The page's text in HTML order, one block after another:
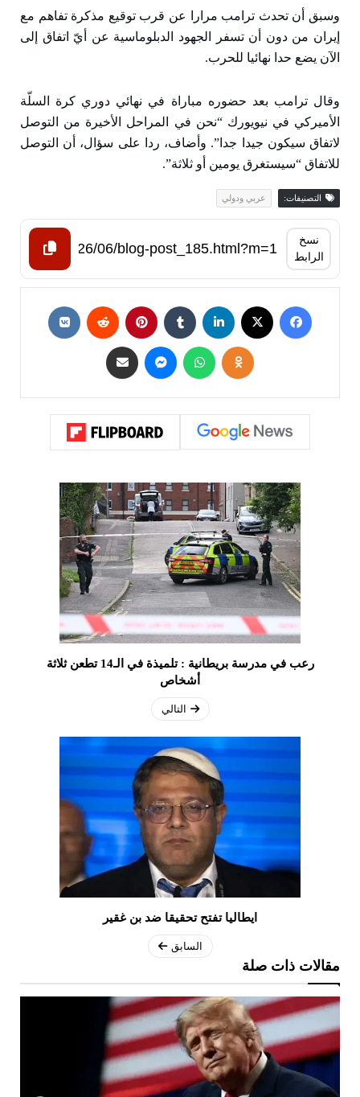
وسبق أن تحدث ترامب مرارا عن قرب توقيع مذكرة تفاهم مع
إيران من دون أن تسفر الجهود الدبلوماسية عن أيّ اتفاق إلى
الآن يضع حدا نهائيا للحرب.
وقال ترامب بعد حضوره مباراة في نهائي دوري كرة السلّة
الأميركي في نيويورك “نحن في المراحل الأخيرة من التوصل
لاتفاق سيكون جيدا جدا”. وأضاف، ردا على سؤال، أن التوصل
للاتفاق “سيستغرق يومين أو ثلاثة”.
التصنيفات: عربي ودولي
نسخ
الرابط
رعب في مدرسة بريطانية : تلميذة في الـ14 تطعن ثلاثة
أشخاص
التالي
ايطاليا تفتح تحقيقا ضد بن غقير
السابق
مقالات ذات صلة